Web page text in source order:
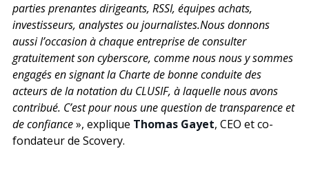
parties prenantes dirigeants, RSSI, équipes achats,
investisseurs, analystes ou journalistes.Nous donnons
aussi l’occasion à chaque entreprise de consulter
gratuitement son cyberscore, comme nous nous y sommes
engagés en signant la Charte de bonne conduite des
acteurs de lanotation du CLUSIF, à laquelle nous avons
contribué. C’est pour nous une question de transparence et
de confiance», explique Thomas Gayet, CEO et co-
fondateur de Scovery.